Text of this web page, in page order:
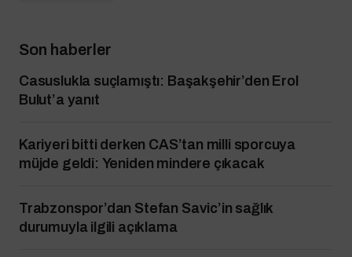
Son haberler
Casuslukla suçlamıştı: Başakşehir’den Erol
Bulut’a yanıt
Kariyeri bitti derken CAS’tan milli sporcuya
müjde geldi: Yeniden mindere çıkacak
Trabzonspor’dan Stefan Savic’in sağlık
durumuyla ilgili açıklama